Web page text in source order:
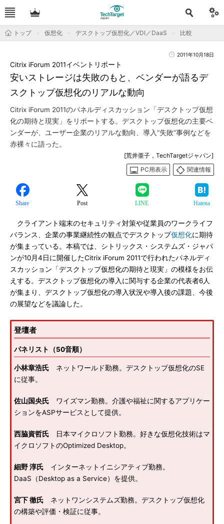
トップ 仮想化 デスクトップ仮想化／VDI／DaaS 比較
2011年10月18日
安いストレージは失敗のもと、ベンダーが語るデ
スクトップ仮想化のリアルな動向
Citrix iForum 2011イベントリポート
Citrix iForum 2011のパネルディスカッション「デスクトップ仮想
化の期待と現実」をリポートする。デスクトップ仮想化の主要ベ
ンダーが、ユーザー企業のリアルな動向、導入“失敗”事例などを
赤裸々に語った。
[荒井亜子，TechTargetジャパン]
PC用表示
関連情報
Share Post LINE Hatena
クライアント端末のセキュリティ対策や従業員のワークライフ
バランス、企業の事業継続性の観点でデスクトップ仮想化に期待
が集まっている。本稿では、シトリックス・システムズ・ジャパ
ンが10月4日に開催したCitrix iForum 2011で行われたパネルディ
スカッション「デスクトップ仮想化の期待と現実」の模様をお伝
えする。デスクトップ仮想化の導入に関与する企業の代表者6人
が集まり、デスクトップ仮想化の導入状況や導入後の課題、今後
の展望などを議論した。
登壇者
パネリスト（50音順）
小林章浩氏 ネットワールド勤務。デスクトップ仮想化のSE
に従事。
佐山国央氏 ワイズマン勤務。介護や福祉に関するアプリケー
ションをASPサービスとして提供。
西脇資哲氏 日本マイクロソフト勤務。好きな仮想化技術はマ
イクロソフトのOptimized Desktop。
細野 淳氏 インターネットイニシアティブ勤務。
DaaS（Desktop as a Service）を提供。
宮下 徹氏 ネットワンシステムズ勤務。デスクトップ仮想化
の構築や評価・検証に従事。